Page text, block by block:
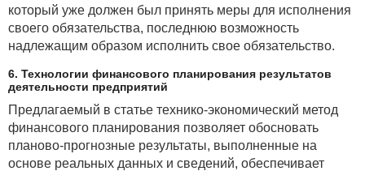
который уже должен был принять меры для исполнения
своего обязательства, последнюю возможность
надлежащим образом исполнить свое обязательство.
6. Технологии финансового планирования результатов
деятельности предприятий
Предлагаемый в статье технико-экономический метод
финансового планирования позволяет обосновать
планово-прогнозные результаты, выполненные на
основе реальных данных и сведений, обеспечивает